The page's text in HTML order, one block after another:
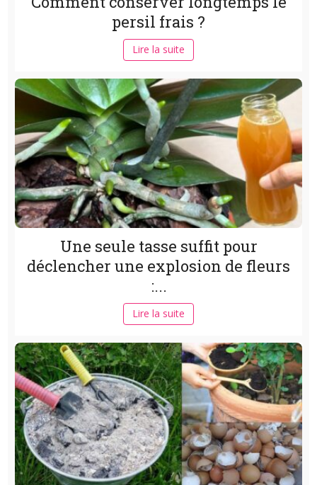
persil frais ?
Lire la suite
Une seule tasse suffit pour
déclencher une explosion de fleurs
:...
Lire la suite